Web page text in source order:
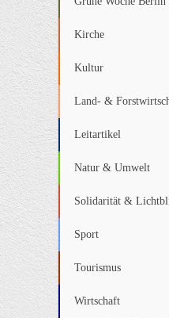
Kirche
Kultur
Land- &
Leitartikel
Natur & Umwelt
Solidarität &
Sport
Tourismus
Wirtschaft